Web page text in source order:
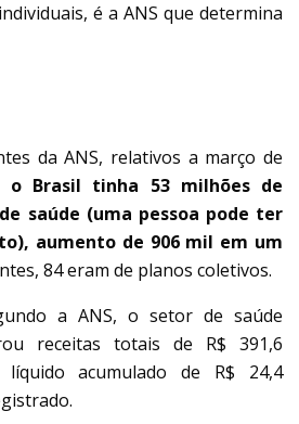
é a ANS que determina
da ANS, relativos a março de
o Brasil tinha 53 milhões de
saúde (uma pessoa pode ter
aumento de 906 mil em um
84 eram de planos coletivos.
a ANS, o setor de saúde
receitas totais de R$ 391,6
acumulado de R$ 24,4